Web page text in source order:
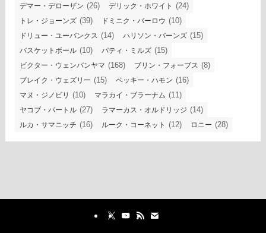
デマー・デローザン (26) デリック・ホワイト (24)
トレ・ジョーンズ (39) ドミニク・バーロウ (10)
ドリュー・ユーバンクス (14) ハリソン・バーンズ (15)
バスケットボール (10) パティ・ミルズ (15)
ビクター・ウェンバンヤマ (168) ブリン・フォーブス (8)
ブレイク・ウェズリー (15) ベッキー・ハモン (16)
マヌ・ジノビリ (10) マラカイ・ブラーナム (11)
ヤコブ・パートル (27) ラマーカス・オルドリッジ (14)
ルカ・サマニッチ (16) ルーク・コーネット (12) ロニー (28)